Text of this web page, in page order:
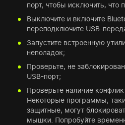
порт, чтобы исключить,
Выключите и включите
переподключите USB-
Запустите встроенную
неполадок;
Проверьте, не
USB-порт;
Проверьте наличие
Некоторые программы,
защитные, могут
мышки. Попробуйте